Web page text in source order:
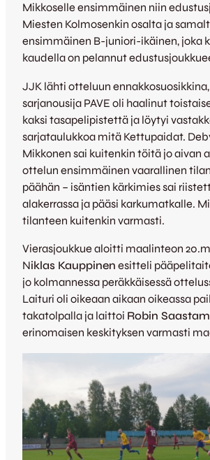
Mikkoselle ensimmäinen niin
Miesten Kolmosenkin osalta ja
ensimmäinen B-juniori-ikäinen, joka
kaudella on pelannut
JJK lähti otteluun
sarjanousija PAVE oli haalinut
kaksi tasapelipistettä ja löytyi
sarjataulukkoa mitä Kettupaidat.
Mikkonen sai kuitenkin töitä jo aivan
ottelun ensimmäinen vaarallinen
päähän – isäntien kärkimiessai
alakerrassa ja pääsi karkumatkalle.
tilanteen kuitenkin varmasti.
Vierasjoukkue aloitti maalinteon
Niklas Kauppinen esitteli
jo kolmannessa peräkkäisessä
Laituri oli oikeaan aikaan oikeassa
takatolpalla ja laittoi Robin
erinomaisen keskityksen varmasti